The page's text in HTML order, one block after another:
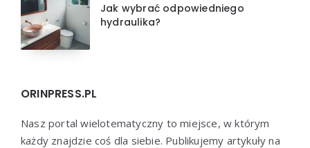
Jak wybrać odpowiedniego
hydraulika?
ORINPRESS.PL
Nasz portal wielotematyczny to miejsce, w którym
każdy znajdzie coś dla siebie. Publikujemy artykuły na